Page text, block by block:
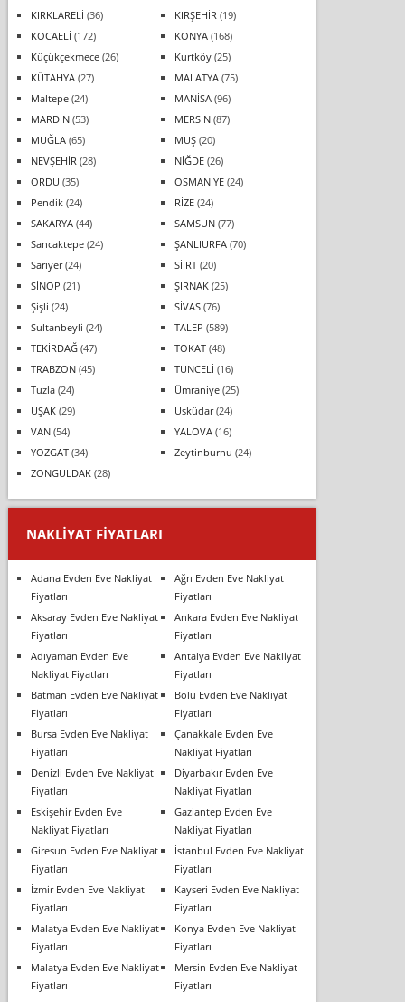
KIRKLARELİ (36) KIRŞEHİR (19)
KOCAELİ (172) KONYA(168)
Küçükçekmece(26) Kurtköy(25)
KÜTAHYA(27) MALATYA(75)
Maltepe(24) MANİSA(96)
MARDİN(53) MERSİN(87)
MUĞLA(65) MUŞ(20)
NEVŞEHİR (28) NİĞDE(26)
ORDU (35) OSMANİYE(24)
Pendik(24) RİZE(24)
SAKARYA(44) SAMSUN(77)
Sancaktepe(24) ŞANLIURFA(70)
Sarıyer(24) SİİRT(20)
SİNOP (21) ŞIRNAK(25)
Şişli (24) SİVAS(76)
Sultanbeyli (24) TALEP (589)
TEKİRDAĞ(47) TOKAT(48)
TRABZON(45) TUNCELİ (16)
Tuzla(24) Ümraniye(25)
UŞAK(29) Üsküdar(24)
VAN(54) YALOVA(16)
YOZGAT(34) Zeytinburnu (24)
ZONGULDAK(28)
NAKLIYAT FIYATLARI
Adana Evden Eve Nakliyat
Fiyatları
Ağrı Evden Eve Nakliyat
Fiyatları
Aksaray Evden Eve Nakliyat
Fiyatları
Ankara Evden Eve Nakliyat
Fiyatları
Adıyaman Evden Eve
Nakliyat Fiyatları
Antalya Evden Eve Nakliyat
Fiyatları
Batman Evden Eve Nakliyat
Fiyatları
Bolu Evden Eve Nakliyat
Fiyatları
Bursa Evden Eve Nakliyat
Fiyatları
Çanakkale Evden Eve
Nakliyat Fiyatları
Denizli Evden Eve Nakliyat
Fiyatları
Diyarbakır Evden Eve
Nakliyat Fiyatları
Eskişehir Evden Eve
Nakliyat Fiyatları
Gaziantep Evden Eve
Nakliyat Fiyatları
Giresun Evden Eve Nakliyat
Fiyatları
İstanbul Evden Eve Nakliyat
Fiyatları
İzmir Evden Eve Nakliyat
Fiyatları
Kayseri Evden Eve Nakliyat
Fiyatları
Malatya Evden Eve Nakliyat
Fiyatları
Konya Evden Eve Nakliyat
Fiyatları
Malatya Evden Eve Nakliyat
Fiyatları
Mersin Evden Eve Nakliyat
Fiyatları